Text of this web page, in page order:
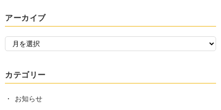
アーカイブ
カテゴリー
お知らせ